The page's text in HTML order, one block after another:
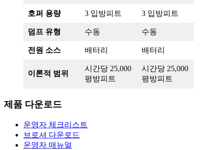
호퍼 용량 3 입방피트 3 입방피트
덤프 유형 수동 수동
전원 소스 배터리 배터리
이론적 범위
시간당 25,000
평방피트
시간당 25,000
평방피트
제품 다운로드
운영자 체크리스트
브로셔 다운로드
운영자 매뉴얼